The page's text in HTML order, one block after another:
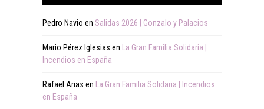
Pedro Navio en Salidas 2026 | Gonzalo y Palacios
Mario Pérez Iglesias en
La Gran Familia Solidaria |
Incendios en España
Rafael Arias en
La Gran Familia Solidaria | Incendios
en España